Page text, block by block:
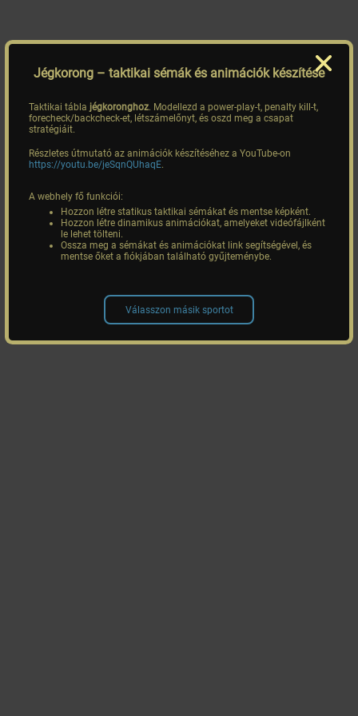
Jégkorong – taktikai sémák és animációk készítése
Taktikai tábla jégkoronghoz. Modellezd a power-play-t, penalty kill-t,
forecheck/backcheck-et, létszámelőnyt, és oszd meg a csapat
stratégiáit.
Részletes útmutató az animációk készítéséhez a YouTube-on
https://youtu.be/jeSqnQUhaqE.
A webhely fő funkciói:
Hozzon létre statikus taktikai sémákat és mentse képként.
Hozzon létre dinamikus animációkat, amelyeket videófájlként
le lehet tölteni.
Ossza meg a sémákat és animációkat link segítségével, és
mentse őket a fiókjában található gyűjteménybe.
Válasszon másik sportot